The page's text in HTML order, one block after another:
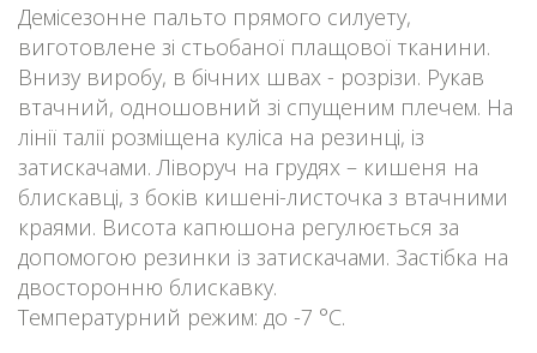
Демісезонне пальто прямого силуету,
виготовлене зі стьобаної плащової тканини.
Внизу виробу, в бічних швах - розрізи. Рукав
втачний, одношовний зі спущеним плечем. На
лінії талії розміщена куліса на резинці, із
затискачами. Ліворуч на грудях – кишеня на
блискавці, з боків кишені-листочка з втачними
краями. Висота капюшона регулюється за
допомогою резинки із затискачами. Застібка на
двосторонню блискавку.
Температурний режим: до -7 °C.